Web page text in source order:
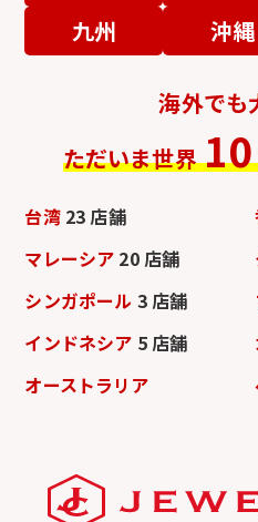
九州
沖縄
海外でも
ただいま世界 10
台湾 23 店舗
マレーシア 20 店舗
シンガポール 3 店舗
インドネシア 5 店舗
オーストラリア